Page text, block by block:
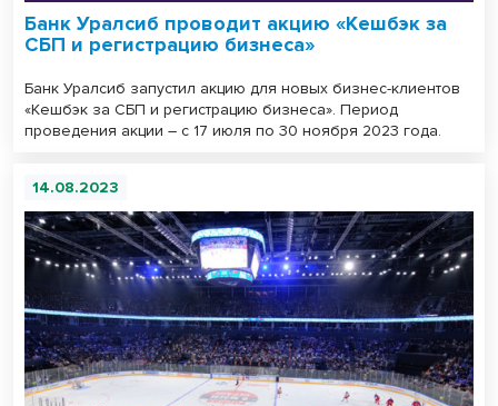
Банк Уралсиб проводит акцию «Кешбэк за
СБП и регистрацию бизнеса»
Банк Уралсиб запустил акцию для новых бизнес-клиентов
«Кешбэк за СБП и регистрацию бизнеса». Период
проведения акции – с 17 июля по 30 ноября 2023 года.
14.08.2023